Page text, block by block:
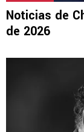
Noticias de
de 2026